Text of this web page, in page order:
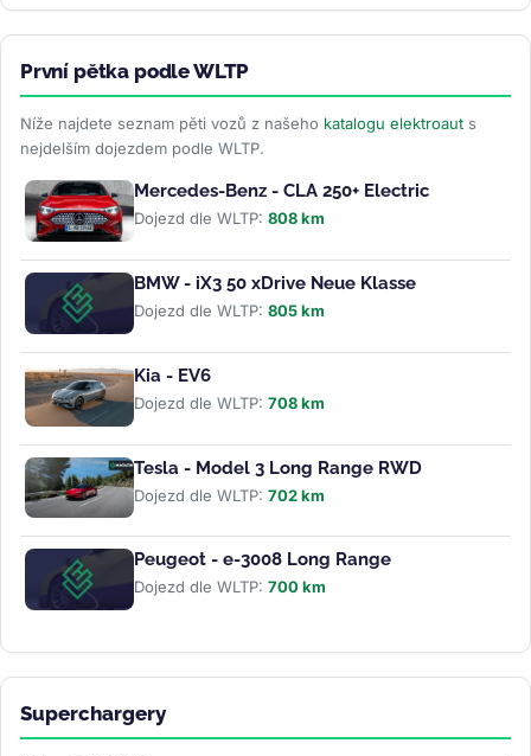
První pětka podle WLTP
Níže najdete seznam pěti vozů z našeho katalogu elektroaut s
nejdelším dojezdem podle WLTP.
Mercedes-Benz - CLA 250+ Electric
Dojezd dle WLTP: 808 km
BMW - iX3 50 xDrive Neue Klasse
Dojezd dle WLTP: 805 km
Kia - EV6
Dojezd dle WLTP: 708 km
Tesla - Model 3 Long Range RWD
Dojezd dle WLTP: 702 km
Peugeot - e-3008 Long Range
Dojezd dle WLTP: 700 km
Superchargery